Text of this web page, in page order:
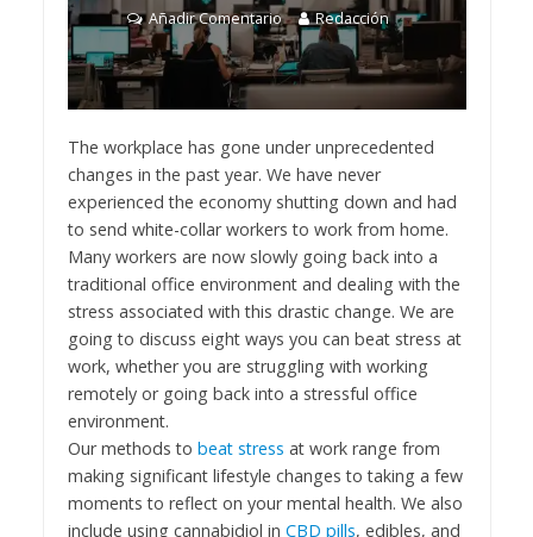
Añadir Comentario Redacción
The workplace has gone under unprecedented
changes in the past year. We have never
experienced the economy shutting down and had
to send white-collar workers to work from home.
Many workers are now slowly going back into a
traditional office environment and dealing with the
stress associated with this drastic change. We are
going to discuss eight ways you can beat stress at
work, whether you are struggling with working
remotely or going back into a stressful office
environment.
Our methods to beat stress at work range from
making significant lifestyle changes to taking a few
moments to reflect on your mental health. We also
include using cannabidiol in CBD pills, edibles, and